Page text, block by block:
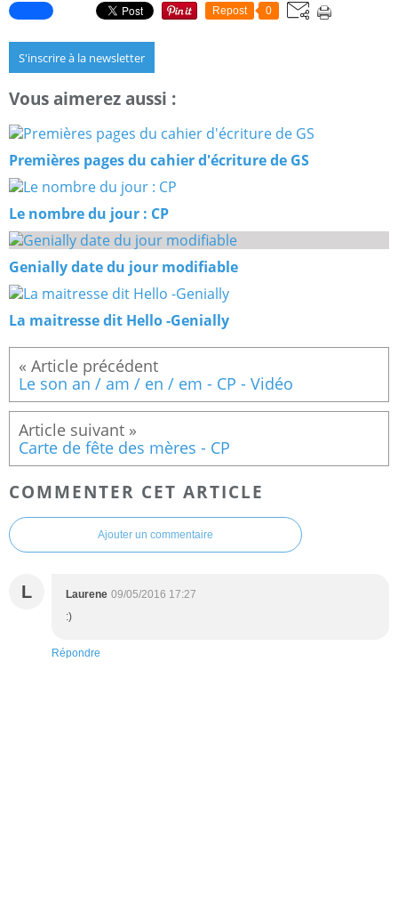
Repost 0
S'inscrire à la newsletter
Vous aimerez aussi :
Premières pages du cahier d'écriture de GS
Le nombre du jour : CP
Genially date du jour modifiable
La maitresse dit Hello -Genially
Le son an / am / en / em - CP - Vidéo
Carte de fête des mères - CP
COMMENTER CET ARTICLE
Ajouter un commentaire
L Laurene 09/05/2016 17:27
:)
Répondre